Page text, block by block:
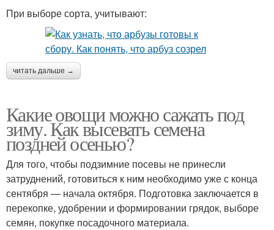
При выборе сорта, учитывают:
читать дальше →
Какие овощи можно сажать под
зиму. Как высевать семена
поздней осенью?
Для того, чтобы подзимние посевы не принесли
затруднений, готовиться к ним необходимо уже с конца
сентября — начала октября. Подготовка заключается в
перекопке, удобрении и формировании грядок, выборе
семян, покупке посадочного материала.